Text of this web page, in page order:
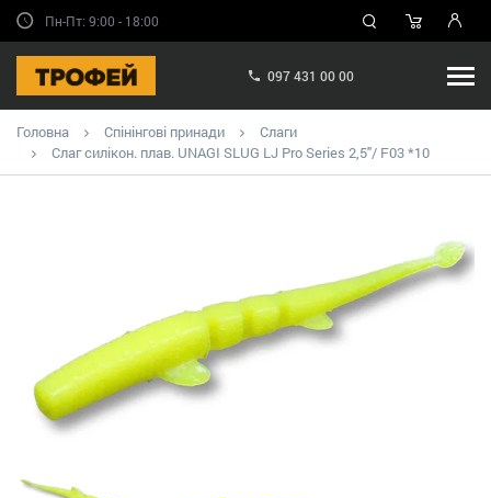
Пн-Пт: 9:00 - 18:00
097 431 00 00
Головна Спінінгові принади
Слаги
Слаг силікон. плав. UNAGI SLUG LJ Pro Series 2,5"/ F03 *10